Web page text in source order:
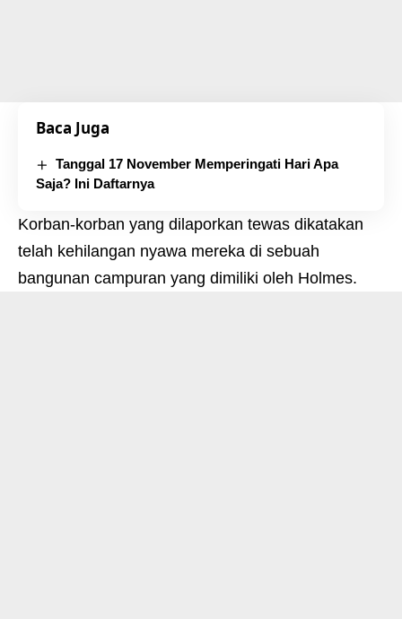
Baca Juga
Tanggal 17 November Memperingati Hari Apa
Saja? Ini Daftarnya
Korban-korban yang dilaporkan tewas dikatakan
telah kehilangan nyawa mereka di sebuah
bangunan campuran yang dimiliki oleh Holmes.